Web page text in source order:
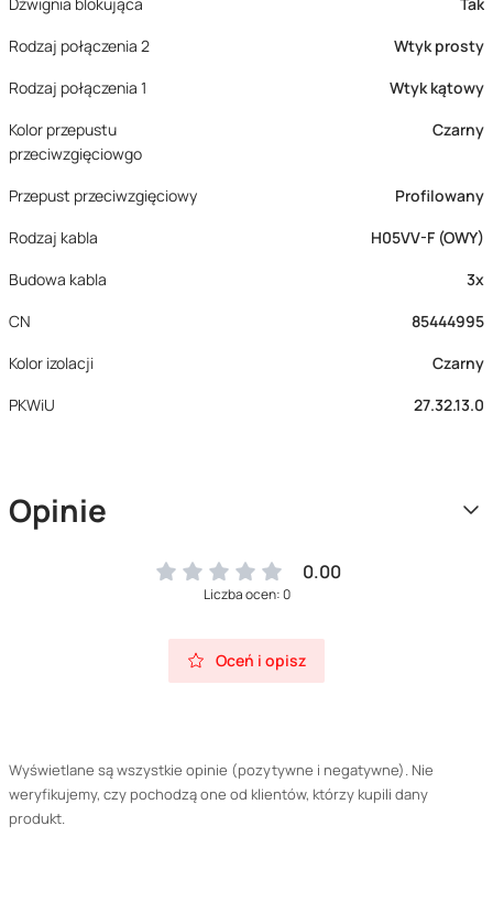
Rodzaj połączenia 2
Wtyk prosty
Rodzaj połączenia 1
Wtyk kątowy
Kolor przepustu
przeciwzgięciowgo
Czarny
Przepust przeciwzgięciowy
Profilowany
Rodzaj kabla
H05VV-F (OWY)
Budowa kabla
3x
CN
85444995
Kolor izolacji
Czarny
PKWiU
27.32.13.0
Opinie
0.00
Liczba ocen: 0
Oceń i opisz
Wyświetlane są wszystkie opinie (pozytywne i negatywne). Nie
weryfikujemy, czy pochodzą one od klientów, którzy kupili dany
produkt.